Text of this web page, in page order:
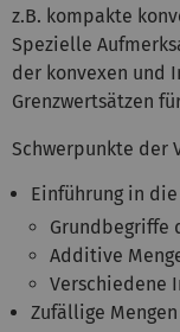
z.B. kompakte
Spezielle
der konvexen und
Grenzwertsätzen
Schwerpunkte der
Einführung in
Grundbegriffe
Additive
Verschiedene
Zufällige Mengen